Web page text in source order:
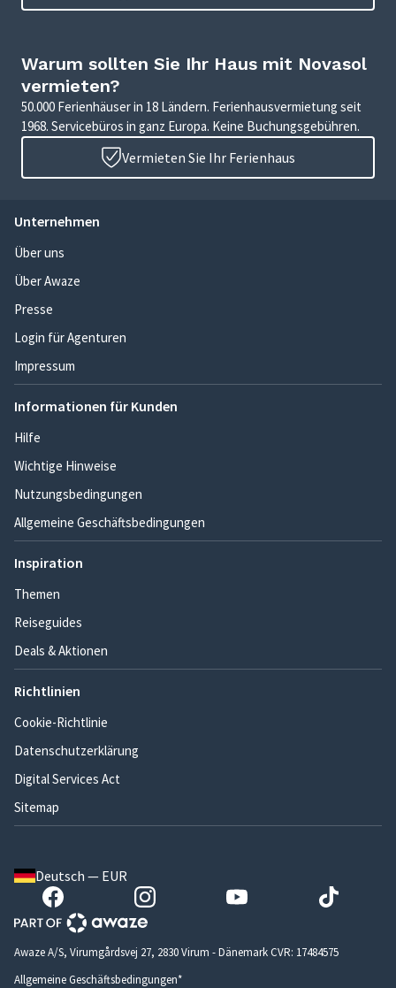
Warum sollten Sie Ihr Haus mit Novasol
vermieten?
50.000 Ferienhäuser in 18 Ländern. Ferienhausvermietung seit
1968. Servicebüros in ganz Europa. Keine Buchungsgebühren.
Vermieten Sie Ihr Ferienhaus
Unternehmen
Über uns
Über Awaze
Presse
Login für Agenturen
Impressum
Informationen für Kunden
Hilfe
Wichtige Hinweise
Nutzungsbedingungen
Allgemeine Geschäftsbedingungen
Inspiration
Themen
Reiseguides
Deals & Aktionen
Richtlinien
Cookie-Richtlinie
Datenschutzerklärung
Digital Services Act
Sitemap
Deutsch — EUR
Awaze A/S, Virumgårdsvej 27, 2830 Virum - Dänemark CVR: 17484575
Allgemeine Geschäftsbedingungen*